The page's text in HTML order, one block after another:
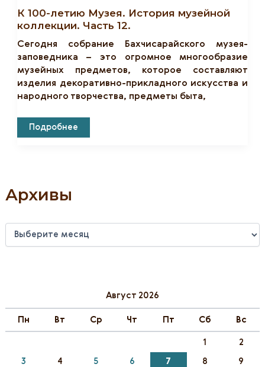
Архивы
Август 2026
Пн Вт Ср Чт Пт Сб Вс
1
2
3
4 5 6 7 8
9
К 100-летию Музея. История музейной
коллекции. Часть 12.
Сегодня собрание Бахчисарайского музея-
заповедника – это огромное многообразие
музейных предметов, которое составляют
изделия декоративно-прикладного искусства и
народного творчества, предметы быта,
К
12.
Подробнее